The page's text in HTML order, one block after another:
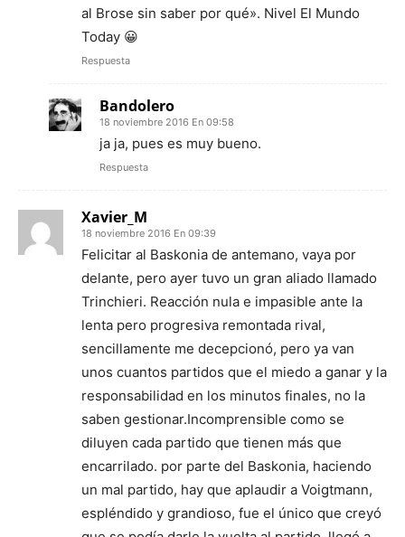
al Brose sin saber por qué». Nivel El Mundo
Today 😀
Respuesta
Bandolero
18 noviembre 2016 En 09:58
ja ja, pues es muy bueno.
Respuesta
Xavier_M
18 noviembre 2016 En 09:39
Felicitar al Baskonia de antemano, vaya por
delante, pero ayer tuvo un gran aliado llamado
Trinchieri. Reacción nula e impasible ante la
lenta pero progresiva remontada rival,
sencillamente me decepcionó, pero ya van
unos cuantos partidos que el miedo a ganar y la
responsabilidad en los minutos finales, no la
saben gestionar.Incomprensible como se
diluyen cada partido que tienen más que
encarrilado. por parte del Baskonia, haciendo
un mal partido, hay que aplaudir a Voigtmann,
espléndido y grandioso, fue el único que creyó